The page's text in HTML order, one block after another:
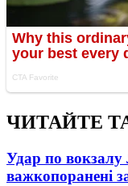
ЧИТАЙТЕ
Удар по вокзалу
важкопоранені